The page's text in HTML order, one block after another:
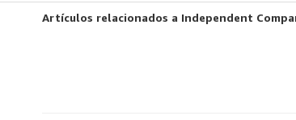
Artículos relacionados a Independent